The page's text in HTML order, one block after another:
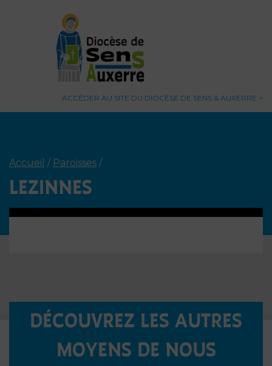
ACCÉDER AU SITE DU DIOCÈSE DE SENS & AUXERRE
Accueil / Paroisses /
LEZINNES
DÉCOUVREZ LES AUTRES
MOYENS DE NOUS